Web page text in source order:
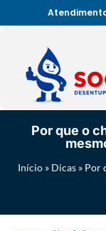
Por que o
Início» Dicas» Por